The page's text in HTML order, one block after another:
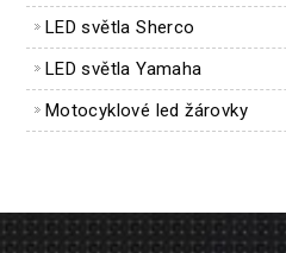
LED světla Sherco
LED světla Yamaha
Motocyklové led žárovky